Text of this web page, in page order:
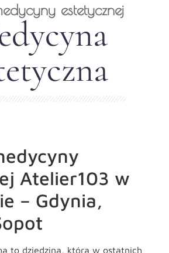
estetycznej
Atelier103 w
– Gdynia,
to dziedzina, która w ostatnich